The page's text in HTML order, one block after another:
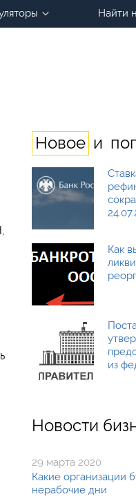
Найти
Новое и
Как
из
Новости
29 марта 2020
Какие организации
нерабочие дни